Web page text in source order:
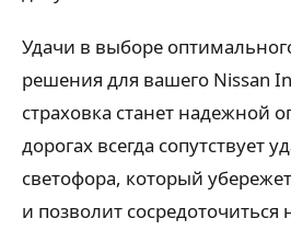
Удачи в выборе
решения для вашего Nissan
страховка станет надежной
дорогах всегда сопутствует
светофора, который
и позволит